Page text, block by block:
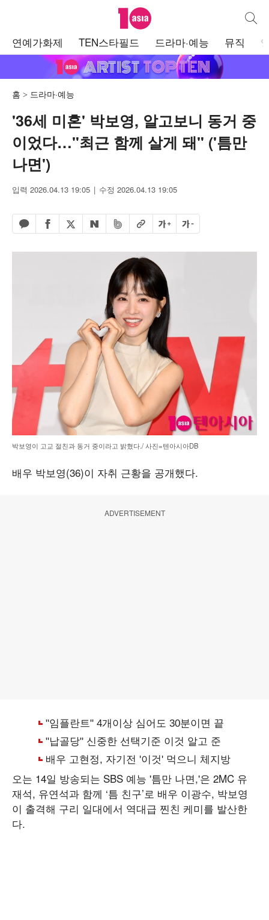
텐아시아 통합
연예가화제 TEN스타필드 드라마·예능 뮤직
홈 드라마·예능
'36세 미혼' 박보영, 알고보니 동거 중
이었다…"최근 함께 살게 돼" ('틈만
나면')
입력 2026.04.13 19:05 수정 2026.04.13 19:05
카카오톡 공유하기
페이스북 공유하기
엑스 공유하기
네이버 공유하기
밴드 공유하기
URL복사글자 크게글자 작게
박보영이 고교 절친과 동거 중이라고 밝혔다./ 사진=텐아시아DB
배우 박보영(36)이 자취 근황을 공개했다.
ADVERTISEMENT
오는 14일 방송되는 SBS 예능 '틈만 나면,'은 2MC 유
재석, 유연석과 함께 ‘틈 친구’로 배우 이광수, 박보영
이 출격해 구리 일대에서 역대급 찐친 케미를 발산한
다.